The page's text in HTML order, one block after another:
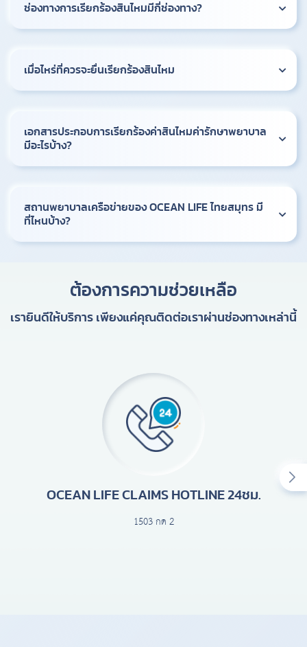
ช่องทางการเรียกร้องสินไหมมีกี่ช่องทาง?
เมื่อไหร่ที่ควรจะยื่นเรียกร้องสินไหม
เอกสารประกอบการเรียกร้องค่าสินไหมค่ารักษาพยาบาล
มีอะไรบ้าง?
สถานพยาบาลเครือข่ายของ OCEAN LIFE ไทยสมุทร มี
ที่ไหนบ้าง?
ต้องการความช่วยเหลือ
เรายินดีให้บริการ เพียงแค่คุณติดต่อเราผ่านช่องทางเหล่านี้
OCEAN LIFE CLAIMS HOTLINE 24ชม.
1503 กด 2